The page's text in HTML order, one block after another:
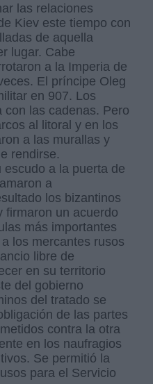
las relaciones
Kiev este tiempo con
de aquella
lugar. Cabe
a la Imperia de
El príncipe Oleg
en 907. Los
con las cadenas. Pero
al litoral y en los
a las murallas y
rendirse.
a la puerta de
a
los bizantinos
firmaron un acuerdo
más importantes
los mercantes rusos
libre de
en su territorio
del gobierno
del tratado se
de las partes
contra la otra
en los naufragios
Se permitió la
para el Servicio